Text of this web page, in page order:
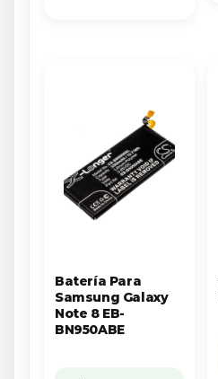
Batería Para
Samsung Galaxy
Note 8 EB-
BN950ABE